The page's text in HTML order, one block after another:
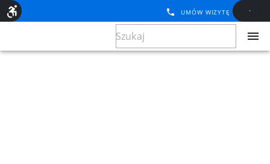
UMÓW WIZYTĘ